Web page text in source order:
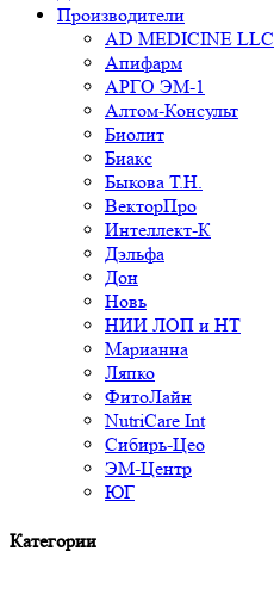
Производители
AD MEDICINE LLC
Апифарм
АРГО ЭМ-1
Алтом-Консульт
Биолит
Биакс
Быкова Т.Н.
ВекторПро
Интеллект-К
Дэльфа
Дон
Новь
НИИ ЛОП и НТ
Марианна
Ляпко
ФитоЛайн
NutriCare Int
Сибирь-Цео
ЭМ-Центр
ЮГ
Категории